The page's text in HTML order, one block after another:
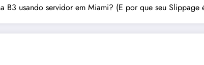
B3 usando servidor em Miami? (E por que seu Slippage